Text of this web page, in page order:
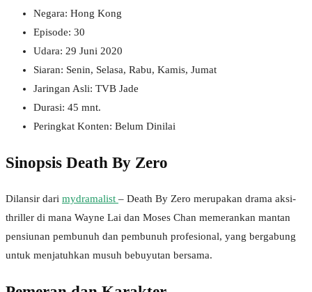
Negara: Hong Kong
Episode: 30
Udara: 29 Juni 2020
Siaran: Senin, Selasa, Rabu, Kamis, Jumat
Jaringan Asli: TVB Jade
Durasi: 45 mnt.
Peringkat Konten: Belum Dinilai
Sinopsis Death By Zero
Dilansir dari mydramalist – Death By Zero merupakan drama aksi-
thriller di mana Wayne Lai dan Moses Chan memerankan mantan
pensiunan pembunuh dan pembunuh profesional, yang bergabung
untuk menjatuhkan musuh bebuyutan bersama.